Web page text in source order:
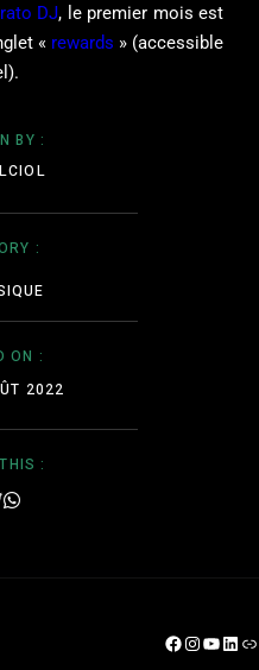
BY :
:
ON :
2022
:
DJ, le premier mois est
« rewards » (accessible